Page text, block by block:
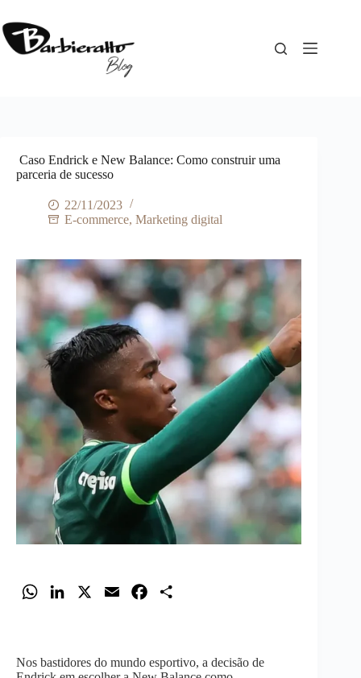
para
o
conteúdo
Caso Endrick e New Balance: Como construir uma
parceria de sucesso
22/11/2023
E-commerce, Marketing digital
W
Nos bastidores do mundo esportivo, a decisão de